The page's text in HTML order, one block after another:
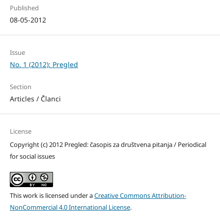
Published
08-05-2012
Issue
No. 1 (2012): Pregled
Section
Articles / Članci
License
Copyright (c) 2012 Pregled: časopis za društvena pitanja / Periodical
for social issues
This work is licensed under aCreative Commons Attribution-
NonCommercial 4.0 International License.